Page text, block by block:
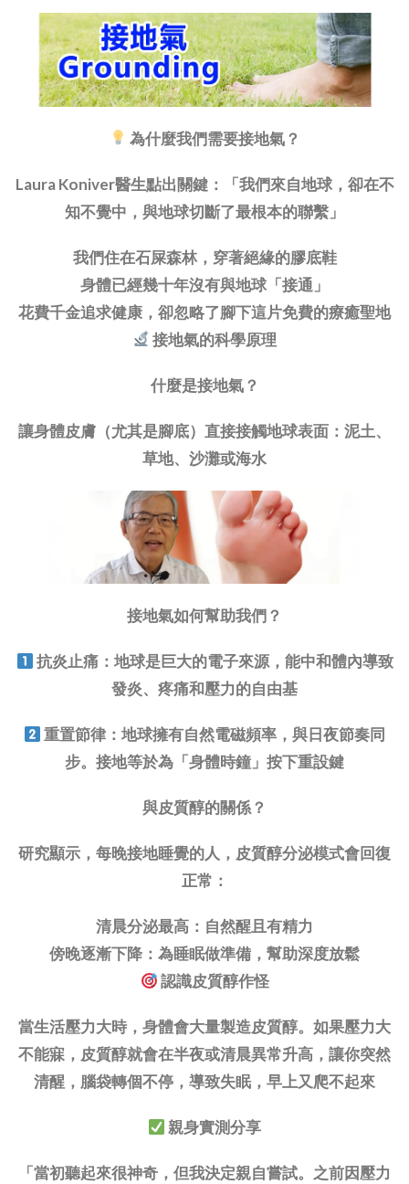
為什麼我們需要接地氣？
Laura Koniver醫生點出關鍵：「我們來自地球，卻在不
知不覺中，與地球切斷了最根本的聯繫」
我們住在石屎森林，穿著絕緣的膠底鞋
身體已經幾十年沒有與地球「接通」
花費千金追求健康，卻忽略了腳下這片免費的療癒聖地
接地氣的科學原理
什麼是接地氣？
讓身體皮膚（尤其是腳底）直接接觸地球表面：泥土、
草地、沙灘或海水
接地氣如何幫助我們？
抗炎止痛：地球是巨大的電子來源，能中和體內導致
發炎、疼痛和壓力的自由基
重置節律：地球擁有自然電磁頻率，與日夜節奏同
步。接地等於為「身體時鐘」按下重設鍵
與皮質醇的關係？
研究顯示，每晚接地睡覺的人，皮質醇分泌模式會回復
正常：
清晨分泌最高：自然醒且有精力
傍晚逐漸下降：為睡眠做準備，幫助深度放鬆
認識皮質醇作怪
當生活壓力大時，身體會大量製造皮質醇。如果壓力大
不能寐，皮質醇就會在半夜或清晨異常升高，讓你突然
清醒，腦袋轉個不停，導致失眠，早上又爬不起來
親身實測分享
「當初聽起來很神奇，但我決定親自嘗試。之前因壓力